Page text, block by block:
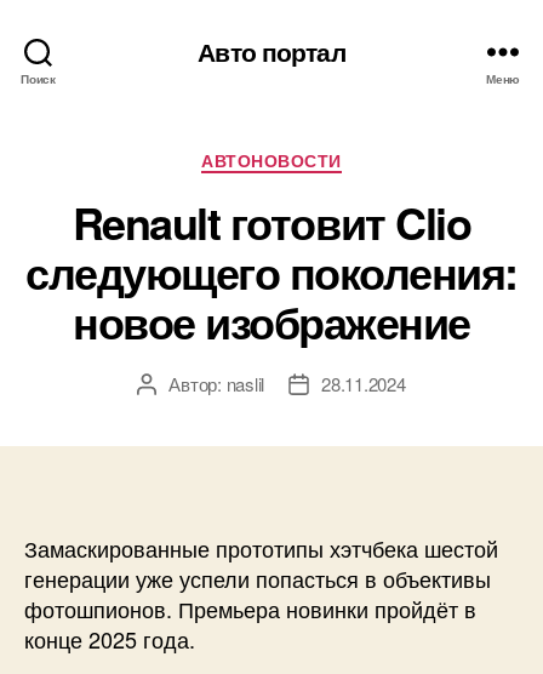
Поиск
Авто портал
Меню
Рубрики
АВТОНОВОСТИ
Renault готовит Clio
следующего поколения:
новое изображение
АвторАвтор: naslil
Дата28.11.2024
Замаскированные прототипы хэтчбека шестой
генерации уже успели попасться в объективы
фотошпионов. Премьера новинки пройдёт в
конце 2025 года.